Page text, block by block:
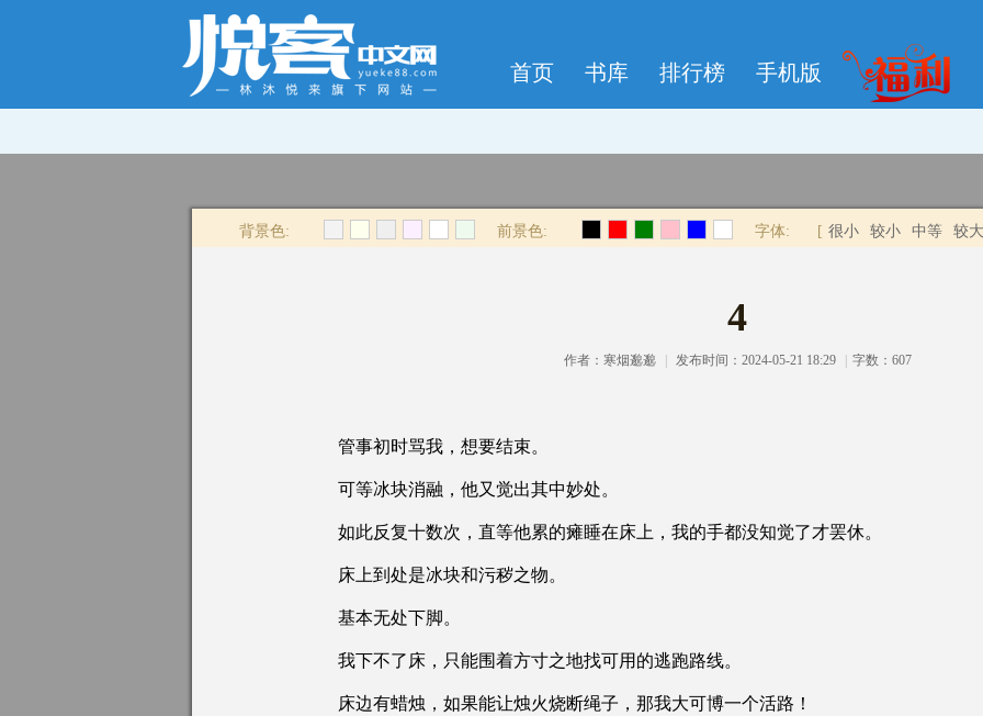
首页 书库 排行榜 手机版
背景色: 前景色: 字体: [ 很小 较小 中等 较大
4
作者： 寒烟邈邈 发布时间：2024-05-21 18:29 字数：607
管事初时骂我，想要结束。
可等冰块消融，他又觉出其中妙处。
如此反复十数次，直等他累的瘫睡在床上，我的手都没知觉了才罢休。
床上到处是冰块和污秽之物。
基本无处下脚。
我下不了床，只能围着方寸之地找可用的逃跑路线。
床边有蜡烛，如果能让烛火烧断绳子，那我大可博一个活路！